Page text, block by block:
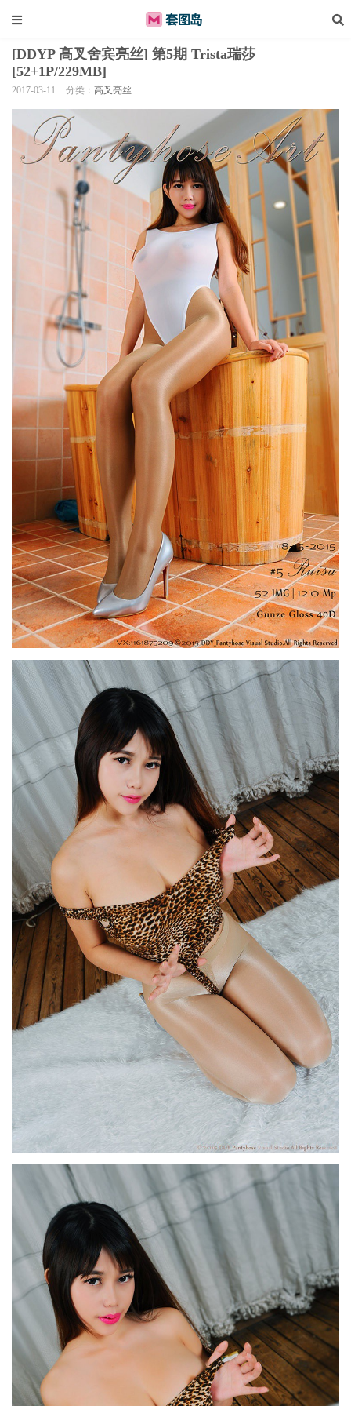
[DDYP 高叉舍宾亮丝] 第5期 Trista瑞莎
[52+1P/229MB]
2017-03-11 分类： 高叉亮丝